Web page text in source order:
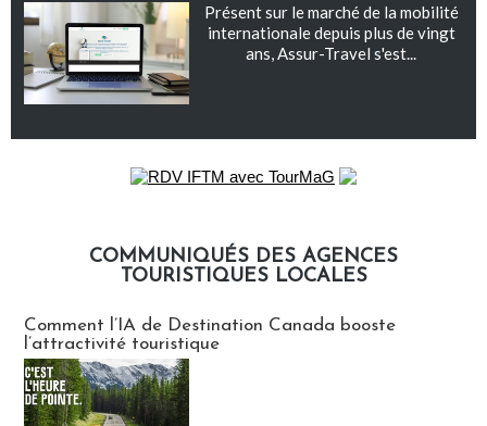
Présent sur le marché de la mobilité
internationale depuis plus de vingt
ans, Assur-Travel s'est...
COMMUNIQUÉS DES AGENCES
TOURISTIQUES LOCALES
Comment l’IA de Destination Canada booste
l’attractivité touristique